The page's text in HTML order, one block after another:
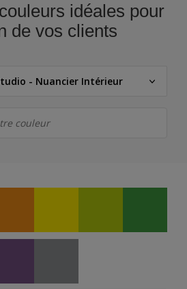
idéales pour
de vos clients
- Nuancier Intérieur